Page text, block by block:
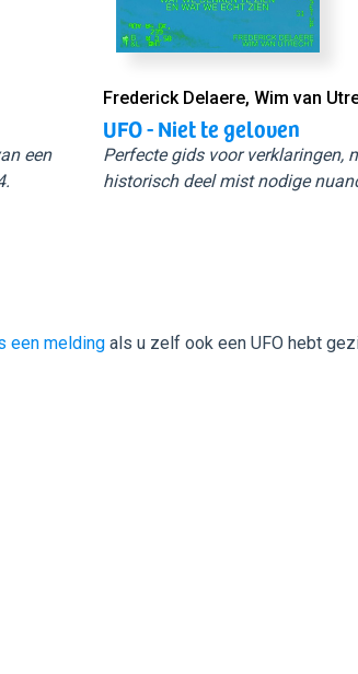
een
Frederick Delaere, Wim van
UFO - Niet te geloven
Perfecte gids voor verklaringen,
historisch deel mist nodige
een melding als u zelf ook een UFO hebt